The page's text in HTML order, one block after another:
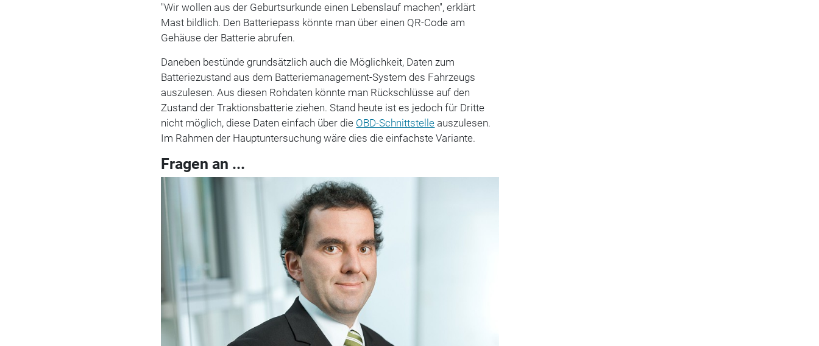
"Wir wollen aus der Geburtsurkunde einen Lebenslauf machen", erklärt
Mast bildlich. Den Batteriepass könnte man über einen QR-Code am
Gehäuse der Batterie abrufen.
Daneben bestünde grundsätzlich auch die Möglichkeit, Daten zum
Batteriezustand aus dem Batteriemanagement-System des Fahrzeugs
auszulesen. Aus diesen Rohdaten könnte man Rückschlüsse auf den
Zustand der Traktionsbatterie ziehen. Stand heute ist es jedoch für Dritte
nicht möglich, diese Daten einfach über die OBD-Schnittstelle auszulesen.
Im Rahmen der Hauptuntersuchung wäre dies die einfachste Variante.
Fragen an ...